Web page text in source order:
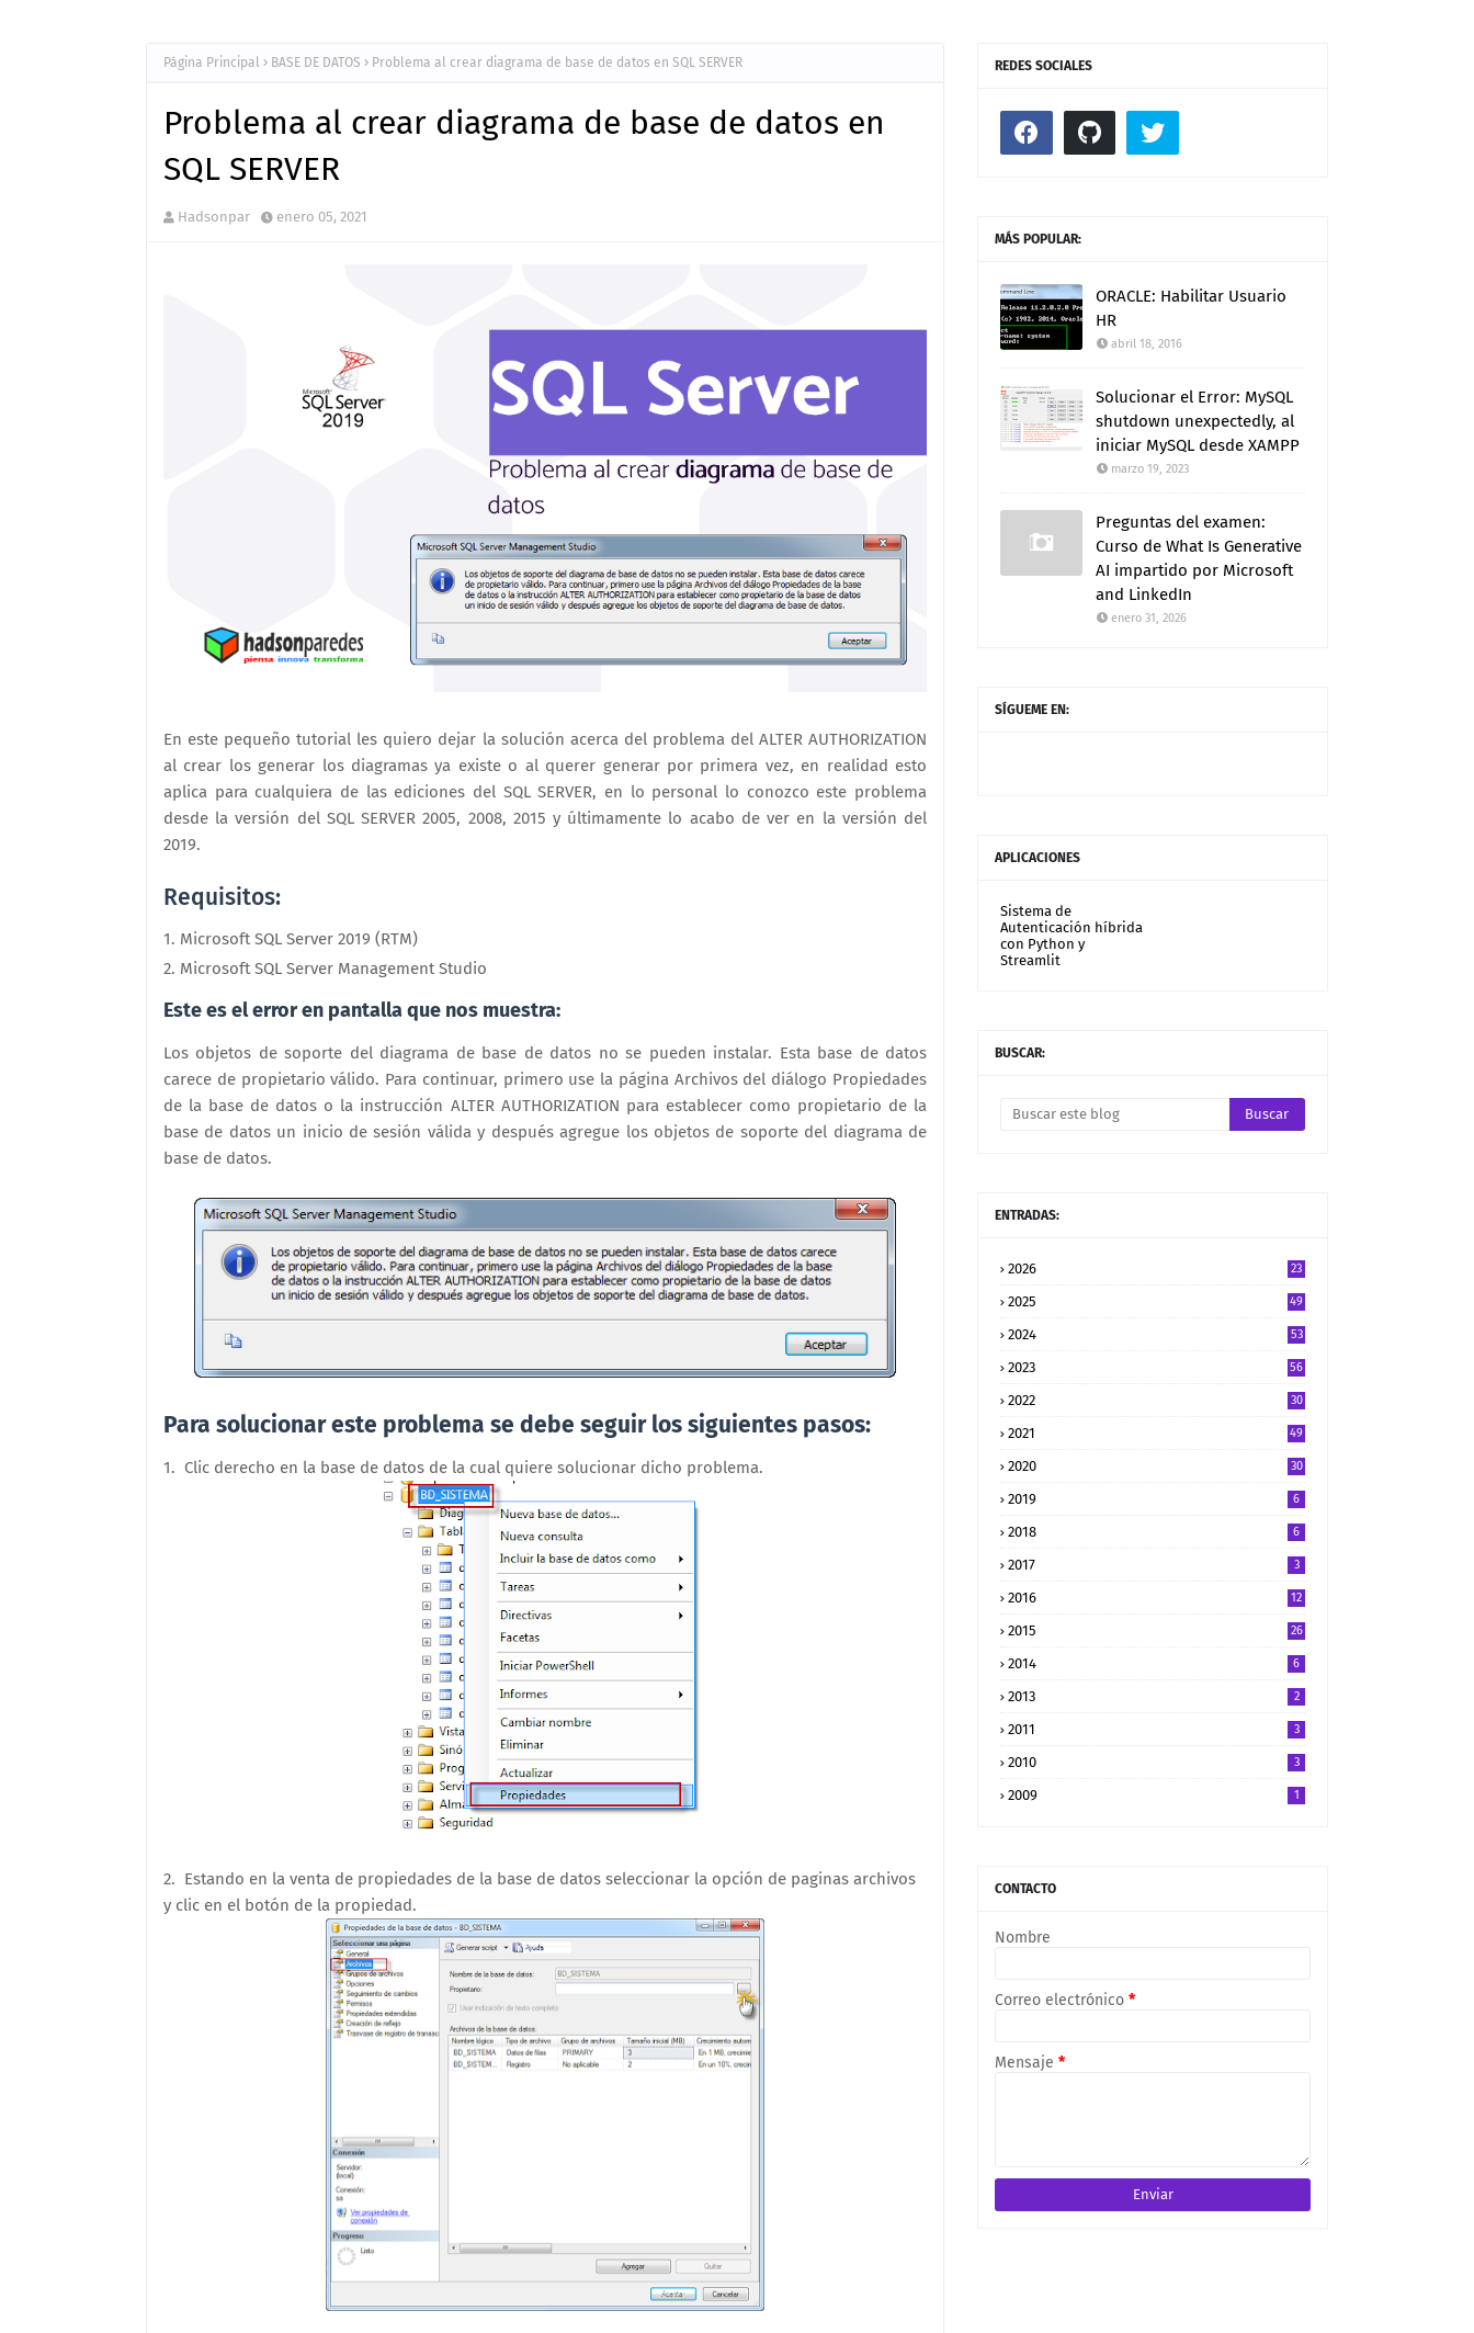
Página Principal BASE DE DATOS Problema al crear diagrama de base de datos en SQL SERVER
Problema al crear diagrama de base de datos en
SQL SERVER
Hadsonpar enero 05, 2021
En este pequeño tutorial les quiero dejar la solución acerca del problema del ALTER AUTHORIZATION
al crear los generar los diagramas ya existe o al querer generar por primera vez, en realidad esto
aplica para cualquiera de las ediciones del SQL SERVER, en lo personal lo conozco este problema
desde la versión del SQL SERVER 2005, 2008, 2015 y últimamente lo acabo de ver en la versión del
2019.
Requisitos:
Microsoft SQL Server 2019 (RTM)
Microsoft SQL Server Management Studio
Este es el error en pantalla que nos muestra:
Los objetos de soporte del diagrama de base de datos no se pueden instalar. Esta base de datos
carece de propietario válido. Para continuar, primero use la página Archivos del diálogo Propiedades
de la base de datos o la instrucción ALTER AUTHORIZATION para establecer como propietario de la
base de datos un inicio de sesión válida y después agregue los objetos de soporte del diagrama de
base de datos.
Para solucionar este problema se debe seguir los siguientes pasos:
1. Clic derecho en la base de datos de la cual quiere solucionar dicho problema.
2. Estando en la venta de propiedades de la base de datos seleccionar la opción de paginas archivos
y clic en el botón de la propiedad.
REDES SOCIALES
MÁS POPULAR:
ORACLE: Habilitar Usuario
HR
abril 18, 2016
Solucionar el Error: MySQL
shutdown unexpectedly, al
iniciar MySQL desde XAMPP
marzo 19, 2023
Preguntas del examen:
Curso de What Is Generative
AI impartido por Microsoft
and LinkedIn
enero 31, 2026
SÍGUEME EN:
APLICACIONES
Sistema de
Autenticación híbrida
con Python y
Streamlit
BUSCAR:
ENTRADAS:
2026 23
2025 49
2024 53
2023 56
2022 30
2021 49
2020 30
2019 6
2018 6
2017 3
2016 12
2015 26
2014 6
2013 2
2011 3
2010 3
2009 1
CONTACTO
Nombre
Correo electrónico *
Mensaje *